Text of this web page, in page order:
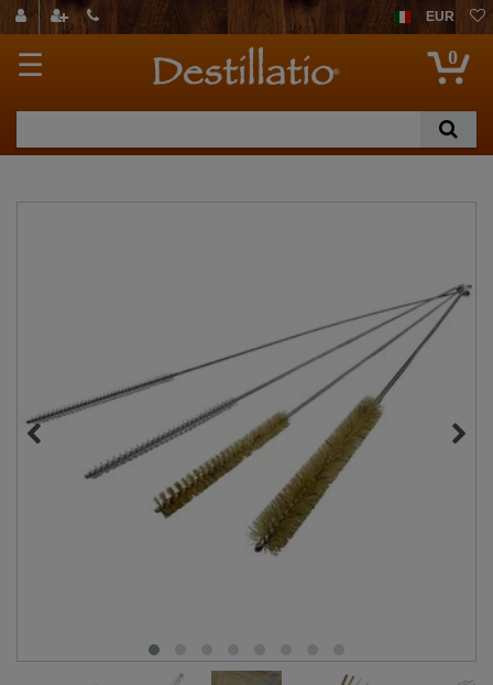
EUR
☰ 0